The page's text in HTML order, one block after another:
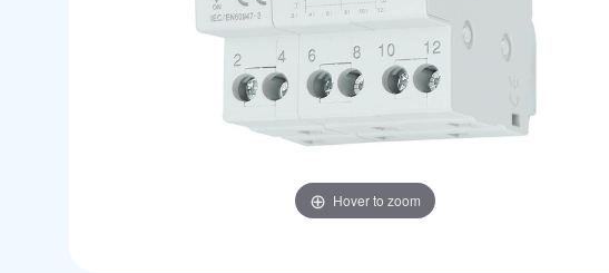
Hover to zoom